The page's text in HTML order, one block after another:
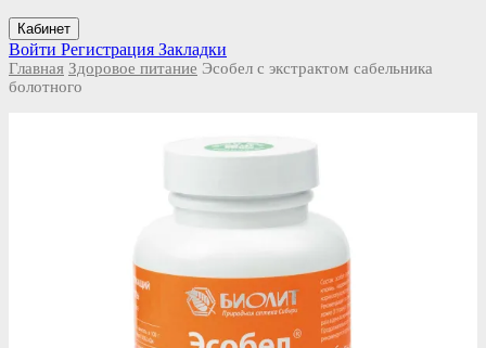
Кабинет
Войти Регистрация Закладки
Главная Здоровое питание Эсобел с экстрактом сабельника
болотного